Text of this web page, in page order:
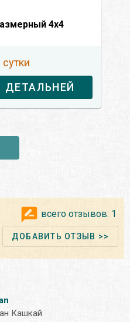
4x4
сутки
ДЕТАЛЬНЕЙ
всего отзывов: 1
ДОБАВИТЬ ОТЗЫВ >>
Кашкай